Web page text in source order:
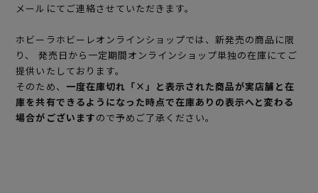
メールにてご連絡させていただきます。
ホビーラホビーレオンラインショップでは、新発売の商品に限
り、 発売日から一定期間オンラインショップ単独の在庫にてご
提供いたしております。
そのため、 一度在庫切れ「×」と表示された商品が実店舗と在
庫を共有できるようになった時点で在庫ありの表示へと変わる
場合がございますので予めご了承ください。